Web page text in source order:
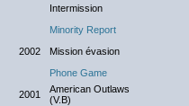
Intermission
2002
Minority Report
Mission évasion
Phone Game
2001
American Outlaws
(V.B)